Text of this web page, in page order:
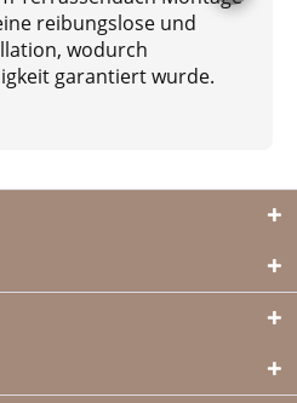
reibungslose und
wodurch
garantiert wurde.